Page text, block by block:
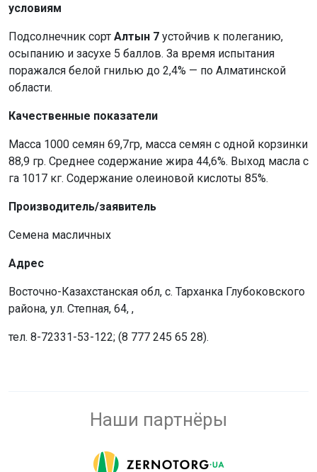
условиям
Подсолнечник сорт Алтын 7 устойчив к полеганию,
осыпанию и засухе 5 баллов. За время испытания
поражался белой гнилью до 2,4% — по Алматинской
области.
Качественные показатели
Масса 1000 семян 69,7гр, масса семян с одной корзинки
88,9 гр. Среднее содержание жира 44,6%. Выход масла с
га 1017 кг. Содержание олеиновой кислоты 85%.
Производитель/заявитель
Семена масличных
Адрес
Восточно-Казахстанская обл, с. Тарханка Глубоковского
района, ул. Степная, 64, ,
тел. 8-72331-53-122; (8 777 245 65 28).
Наши партнёры